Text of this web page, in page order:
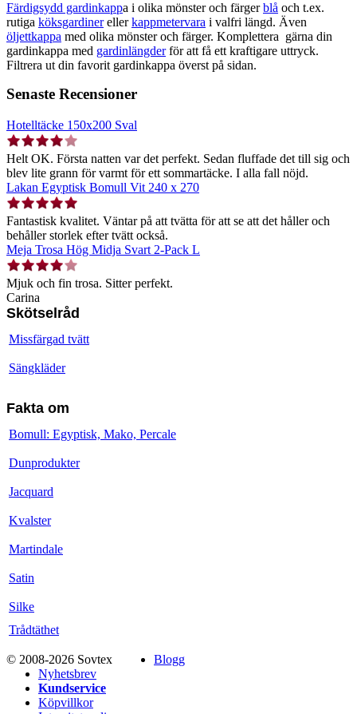
Färdigsydd gardinkappa i olika mönster och färgerblå och t.ex.
rutiga köksgardinerellerkappmetervara i valfri längd. Även
öljettkappa med olika mönster och färger. Komplettera gärna din
gardinkappa med gardinlängderför att få ett kraftigare uttryck.
Filtrera ut din favorit gardinkappa överst på sidan.
Senaste Recensioner
Hotelltäcke 150x200 Sval
Helt OK. Första natten var det perfekt. Sedan fluffade det till sig och
blev lite grann för varmt för ett sommartäcke. I alla fall nöjd.
Lakan Egyptisk Bomull Vit 240 x 270
Fantastisk kvalitet. Väntar på att tvätta för att se att det håller och
behåller storlek efter tvätt också.
Meja Trosa Hög Midja Svart 2-Pack L
Mjuk och fin trosa. Sitter perfekt.
Carina
Skötselråd
Missfärgad tvätt
Sängkläder
Fakta om
Bomull: Egyptisk, Mako, Percale
Dunprodukter
Jacquard
Kvalster
Martindale
Satin
Silke
Trådtäthet
© 2008-2026 Sovtex
Blogg
Nyhetsbrev
Kundservice
Köpvillkor